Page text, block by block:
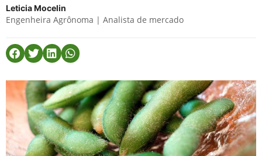
Leticia Mocelin
Engenheira Agrônoma | Analista de mercado